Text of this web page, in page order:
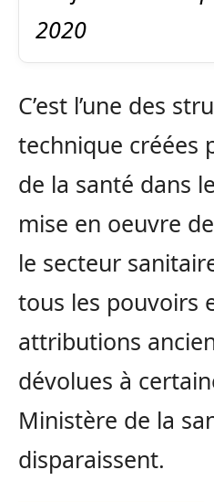
2020
C’est l’une des
technique créées
de la santé dans
mise en oeuvre
le secteur
tous les pouvoirs
attributions
dévolues à
Ministère de la
disparaissent.